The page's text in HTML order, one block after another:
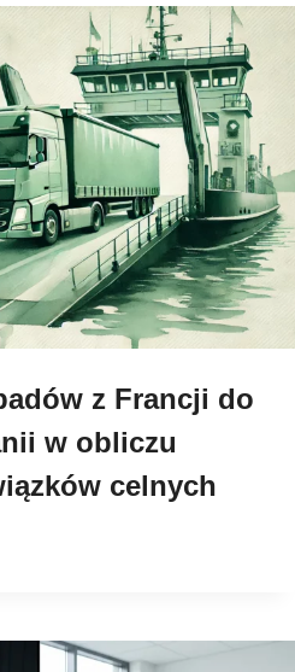
z Francji do
w obliczu
celnych